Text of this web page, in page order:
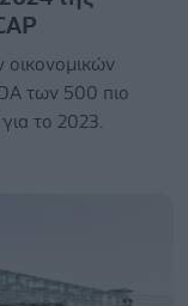
οικονομικών
των 500 πιο
το 2023.